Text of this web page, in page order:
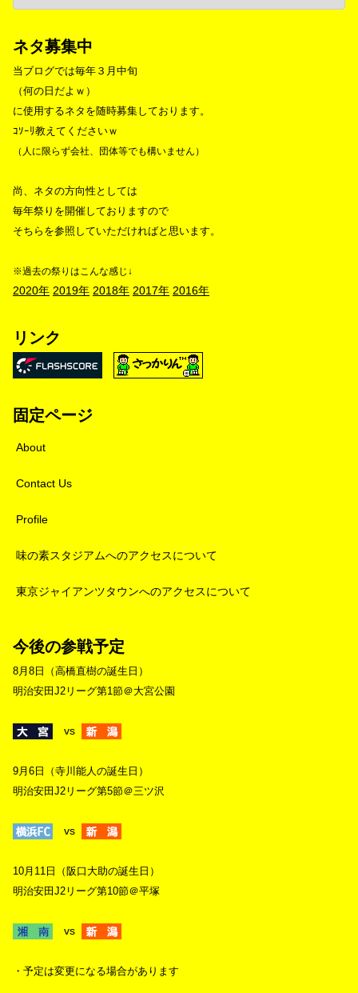
ネタ募集中
当ブログでは毎年３月中旬
（何の日だよｗ）
に使用するネタを随時募集しております。
ｺｿｰﾘ教えてくださいｗ
（人に限らず会社、団体等でも構いません）
尚、ネタの方向性としては
毎年祭りを開催しておりますので
そちらを参照していただければと思います。
※過去の祭りはこんな感じ↓
2020年 2019年 2018年 2017年 2016年
リンク
固定ページ
About
Contact Us
Profile
味の素スタジアムへのアクセスについて
東京ジャイアンツタウンへのアクセスについて
今後の参戦予定
8月8日（高橋直樹の誕生日）
明治安田J2リーグ第1節＠大宮公園
vs
9月6日（寺川能人の誕生日）
明治安田J2リーグ第5節＠三ツ沢
vs
10月11日（阪口大助の誕生日）
明治安田J2リーグ第10節＠平塚
vs
・予定は変更になる場合があります